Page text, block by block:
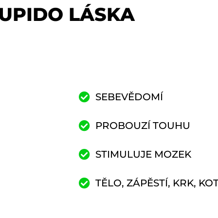
LÁSKA
SEBEVĚDOMÍ
PROBOUZÍ TOUHU
STIMULUJE MOZEK
TĚLO, ZÁPĚSTÍ, KRK,